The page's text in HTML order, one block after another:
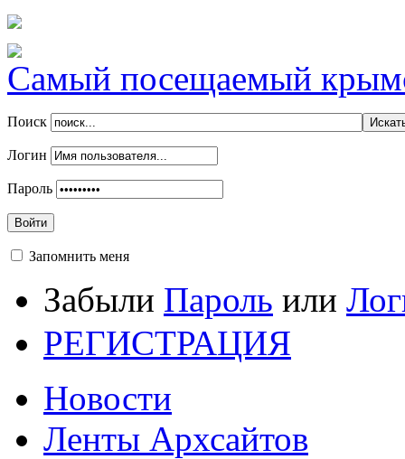
Самый посещаемый
Поиск
Логин
Пароль
Войти
Запомнить меня
Забыли Пароль или
РЕГИСТРАЦИЯ
Новости
Ленты Архсайтов